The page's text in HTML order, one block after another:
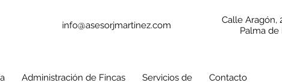
info@asesorjmartinez.com
Calle Aragón,
Palma de
Administración de Fincas Servicios de Contacto